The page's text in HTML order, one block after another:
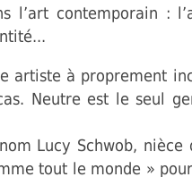
l’art contemporain :
artiste à proprement
Neutre est le seul
Lucy Schwob, nièce
tout le monde »